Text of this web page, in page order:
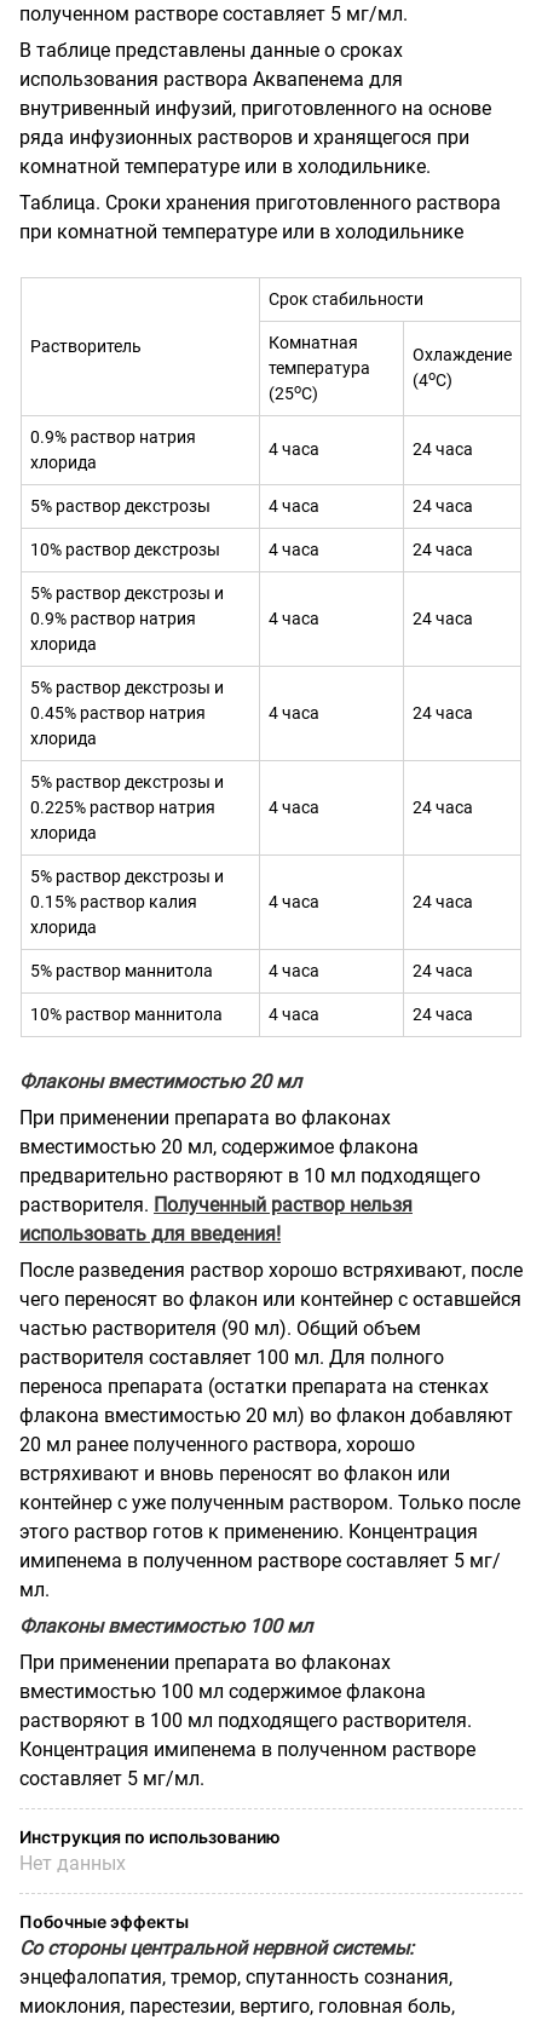
полученном растворе составляет 5 мг/мл.
В таблице представлены данные о сроках
использования раствора Аквапенема для
внутривенный инфузий, приготовленного на основе
ряда инфузионных растворов и хранящегося при
комнатной температуре или в холодильнике.
Таблица. Сроки хранения приготовленного раствора
при комнатной температуре или в холодильнике
Растворитель
Срок стабильности
Комнатная
температура
(25оС)
Охлаждение
(4оС)
0.9% раствор натрия
хлорида
4 часа 24 часа
5% раствор декстрозы 4 часа 24 часа
10% раствор декстрозы 4 часа 24 часа
5% раствор декстрозы и
0.9% раствор натрия
хлорида
4 часа 24 часа
5% раствор декстрозы и
0.45% раствор натрия
хлорида
4 часа 24 часа
5% раствор декстрозы и
0.225% раствор натрия
хлорида
4 часа 24 часа
5% раствор декстрозы и
0.15% раствор калия
хлорида
4 часа 24 часа
5% раствор маннитола 4 часа 24 часа
10% раствор маннитола 4 часа 24 часа
Флаконы вместимостью 20 мл
При применении препарата во флаконах
вместимостью 20 мл, содержимое флакона
предварительно растворяют в 10 мл подходящего
растворителя. Полученный раствор нельзя
использовать для введения!
После разведения раствор хорошо встряхивают, после
чего переносят во флакон или контейнер с оставшейся
частью растворителя (90 мл). Общий объем
растворителя составляет 100 мл. Для полного
переноса препарата (остатки препарата на стенках
флакона вместимостью 20 мл) во флакон добавляют
20 мл ранее полученного раствора, хорошо
встряхивают и вновь переносят во флакон или
контейнер с уже полученным раствором. Только после
этого раствор готов к применению. Концентрация
имипенема в полученном растворе составляет 5 мг/
мл.
Флаконы вместимостью 100 мл
При применении препарата во флаконах
вместимостью 100 мл содержимое флакона
растворяют в 100 мл подходящего растворителя.
Концентрация имипенема в полученном растворе
составляет 5 мг/мл.
Инструкция по использованию
Нет данных
Побочные эффекты
Со стороны центральной нервной системы:
энцефалопатия, тремор, спутанность сознания,
миоклония, парестезии, вертиго, головная боль,